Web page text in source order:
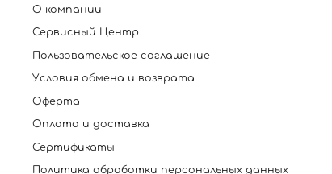
О компании
Сервисный Центр
Пользовательское соглашение
Условия обмена и возврата
Оферта
Оплата и доставка
Сертификаты
Политика обработки персональных данных